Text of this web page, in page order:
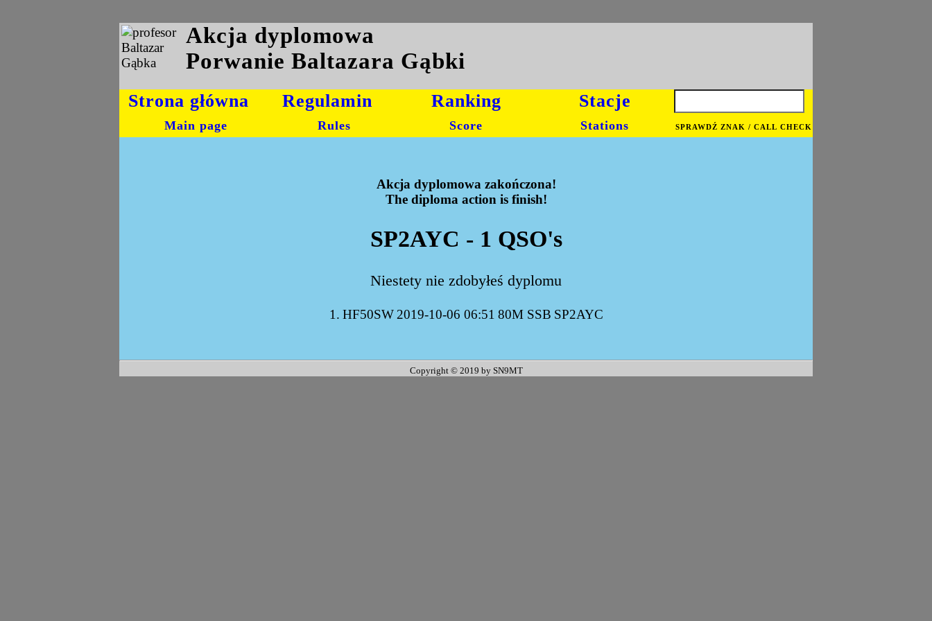
Akcja dyplomowa
Porwanie Baltazara Gąbki
Strona główna
Main page
Regulamin
Rules
Ranking
Score
Stacje
Stations SPRAWDŹ ZNAK / CALL CHECK
Akcja dyplomowa zakończona!
The diploma action is finish!
SP2AYC - 1 QSO's
Niestety nie zdobyłeś dyplomu
1. HF50SW 2019-10-06 06:51 80M SSB SP2AYC
Copyright © 2019 by SN9MT